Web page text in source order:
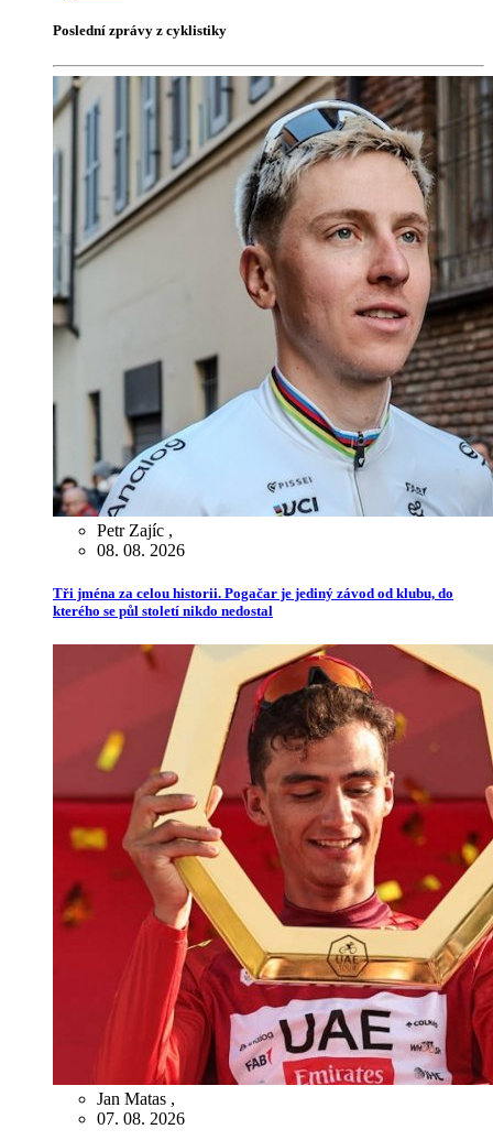
Poslední zprávy z cyklistiky
Petr Zajíc ,
08. 08. 2026
Tři jména za celou historii. Pogačar je jediný závod od klubu, do
kterého se půl století nikdo nedostal
Jan Matas ,
07. 08. 2026